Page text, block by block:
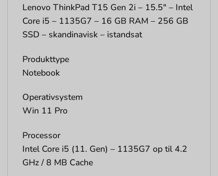
Lenovo ThinkPad T15 Gen 2i – 15.5″ – Intel
Core i5 – 1135G7 – 16 GB RAM – 256 GB
SSD – skandinavisk – istandsat
Produkttype
Notebook
Operativsystem
Win 11 Pro
Processor
Intel Core i5 (11. Gen) – 1135G7 op til 4.2
GHz / 8 MB Cache